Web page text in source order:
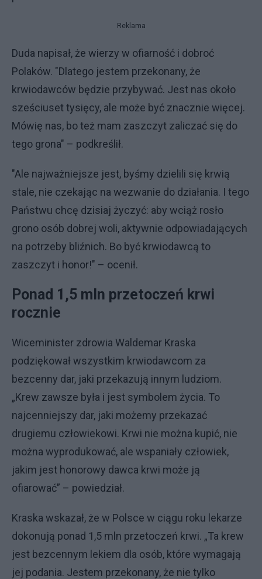
Reklama
Duda napisał, że wierzy w ofiarność i dobroć
Polaków. "Dlatego jestem przekonany, że
krwiodawców będzie przybywać. Jest nas około
sześciuset tysięcy, ale może być znacznie więcej.
Mówię nas, bo też mam zaszczyt zaliczać się do
tego grona" – podkreślił.
"Ale najważniejsze jest, byśmy dzielili się krwią
stale, nie czekając na wezwanie do działania. I tego
Państwu chcę dzisiaj życzyć: aby wciąż rosło
grono osób dobrej woli, aktywnie odpowiadających
na potrzeby bliźnich. Bo być krwiodawcą to
zaszczyt i honor!" – ocenił.
Ponad 1,5 mln przetoczeń krwi
rocznie
Wiceminister zdrowia Waldemar Kraska
podziękował wszystkim krwiodawcom za
bezcenny dar, jaki przekazują innym ludziom.
„Krew zawsze była i jest symbolem życia. To
najcenniejszy dar, jaki możemy przekazać
drugiemu człowiekowi. Krwi nie można kupić, nie
można wyprodukować, ale wspaniały człowiek,
jakim jest honorowy dawca krwi może ją
ofiarować” – powiedział.
Kraska wskazał, że w Polsce w ciągu roku lekarze
dokonują ponad 1,5 mln przetoczeń krwi. „Ta krew
jest bezcennym lekiem dla osób, które wymagają
jej podania. Jestem przekonany, że nie tylko